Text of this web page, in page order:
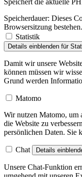
Speichert die aktuelle
Speicherdauer: Dieses
Browsersitzung bestehen.
Statistik
Details einblenden für
Damit wir unsere
können müssen wir
Grund werden
Matomo
Wir nutzen Matomo, um
die Website zu
persönlichen Daten. Sie
Chat Details
Unsere Chat-Funktion